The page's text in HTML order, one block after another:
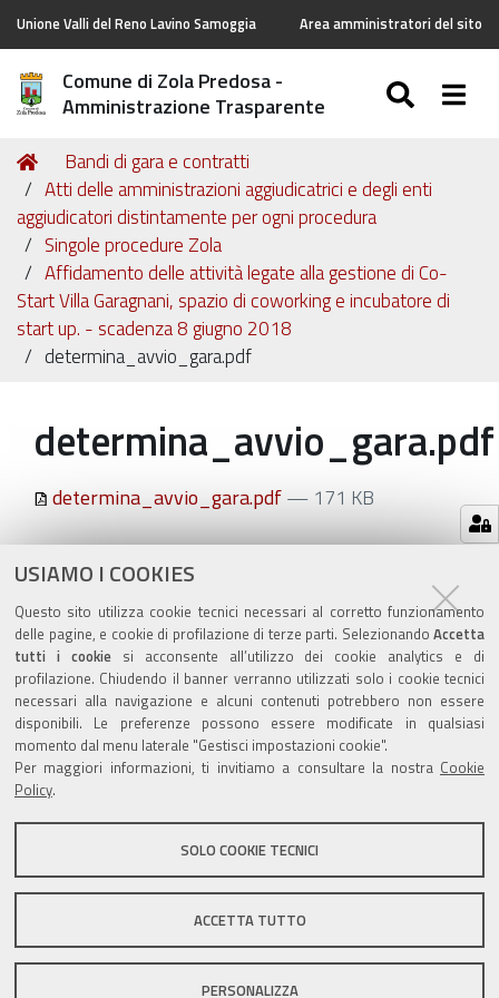
USIAMO I COOKIES
Questo sito utilizza cookie tecnici necessari al corretto funzionamento
delle pagine, e cookie di profilazione di terze parti. Selezionando Accetta
tutti i cookiesi acconsente all’utilizzo dei cookie analytics e di
profilazione. Chiudendo il banner verranno utilizzati solo i cookie tecnici
necessari alla navigazione e alcuni contenuti potrebbero non essere
disponibili. Le preferenze possono essere modificate in qualsiasi
momento dal menu laterale "Gestisci impostazioni cookie".
Per maggiori informazioni, ti invitiamo a consultare la nostra Cookie
Policy.
SOLO COOKIE TECNICI
ACCETTA TUTTO
PERSONALIZZA
Unione Valli del Reno Lavino Samoggia Area amministratori del sito
Comune di Zola Predosa -
Amministrazione Trasparente
Tu
sei
qui:
Home
Bandi di gara e contratti
Atti delle amministrazioni aggiudicatrici e degli enti
aggiudicatori distintamente per ogni procedura
Singole procedure Zola
Affidamento delle attività legate alla gestione di Co-
Start Villa Garagnani, spazio di coworking e incubatore di
start up. - scadenza 8 giugno 2018
determina_avvio_gara.pdf
determina_avvio_gara.pdf
determina_avvio_gara.pdf— 171 KB
Azioni
sul
documento
ultima modifica 20/11/2018
Valuta questo sito
Sito istituzionale Comune di Zola Predosa